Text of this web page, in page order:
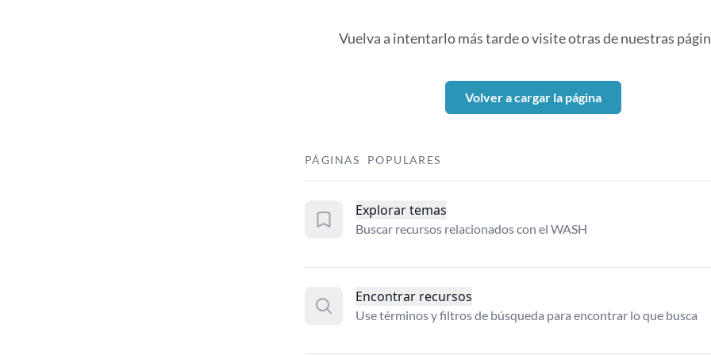
Vuelva a intentarlo más tarde o visite otras de nuestras
Volver a cargar la página
PÁGINAS POPULARES
Explorar temas
Buscar recursos relacionados con el WASH
Encontrar recursos
Use términos y filtros de búsqueda para encontrar lo que busca